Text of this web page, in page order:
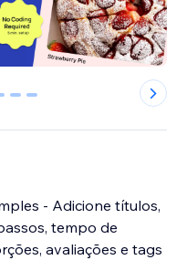
5 6
- Adicione títulos,
tempo de
avaliações e tags